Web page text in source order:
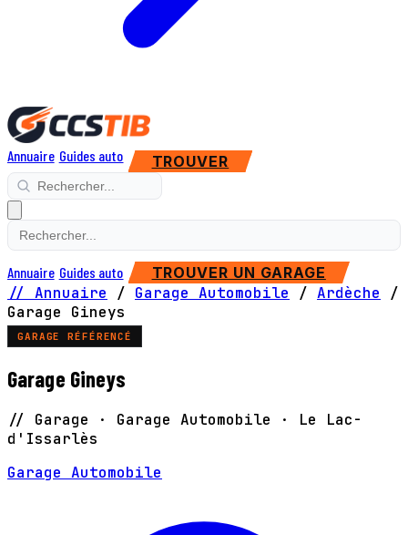
Annuaire Guides auto TROUVER
Annuaire Guides auto TROUVER UN GARAGE
// Annuaire / Garage Automobile / Ardèche
/
Garage Gineys
GARAGE RÉFÉRENCÉ
Garage Gineys
// Garage · Garage Automobile · Le Lac-
d'Issarlès
Garage Automobile